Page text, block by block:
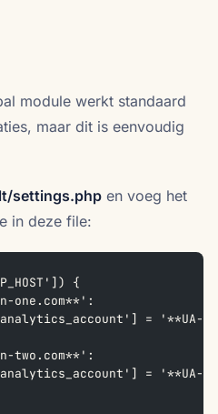
module werkt standaard
maar dit is eenvoudig
settings.php en voeg het
in deze file:
{
one.com**':
=
two.com**':
=